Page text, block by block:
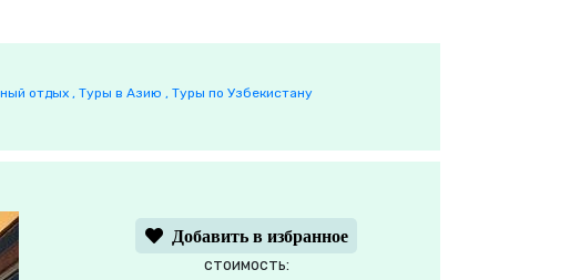
отдых , Туры в Азию , Туры по Узбекистану
Добавить в избранное
стоимость: